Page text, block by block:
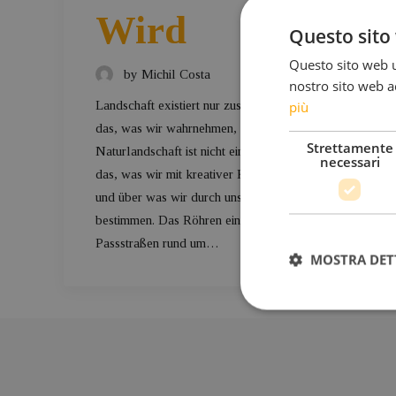
Wird
by Michil Costa
Landschaft existiert nur zusammen mit uns; sie ist
das, was wir wahrnehmen, was wir leben. Eine
Naturlandschaft ist nicht einfach nur Natur; sie ist
das, was wir mit kreativer Kraft geschaffen haben
und über was wir durch unser Handeln
bestimmen. Das Röhren einer Ducati auf den
Passstraßen rund um…
Questo
Questo sito web
nostro sito web
più
Strettamente
necessari
MOSTRA